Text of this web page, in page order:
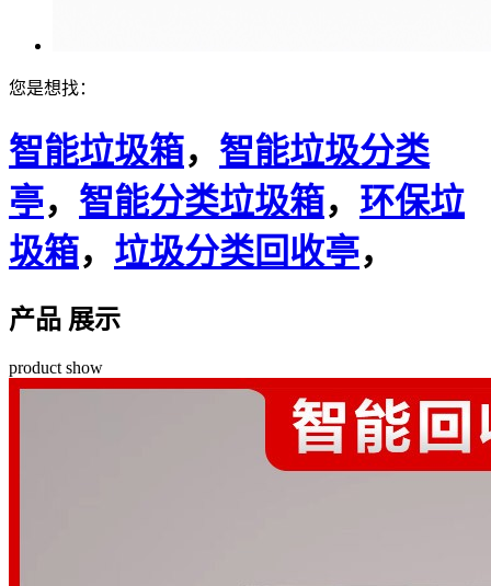
您是想找：
智能垃圾箱， 智能垃圾分类
亭， 智能分类垃圾箱， 环保垃
圾箱， 垃圾分类回收亭，
产品 展示
product show